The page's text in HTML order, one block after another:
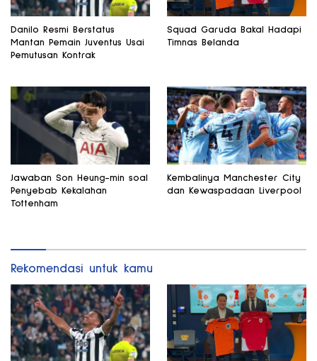
Danilo Resmi Berstatus
Mantan Pemain Juventus Usai
Pemutusan Kontrak
Squad Garuda Bakal Hadapi
Timnas Belanda
Jawaban Son Heung-min soal
Penyebab Kekalahan
Tottenham
Kembalinya Manchester City
dan Kewaspadaan Liverpool
Rekomendasi untuk kamu